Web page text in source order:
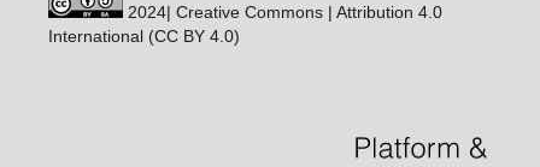
2024| Creative Commons | Attribution 4.0
International (CC BY 4.0)